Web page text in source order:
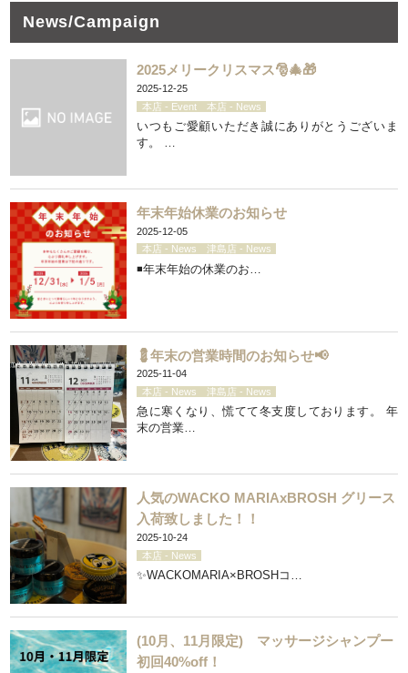
News/Campaign
2025メリークリスマス🎅🎄🎁
2025-12-25
本店 - Event
本店 - News
いつもご愛顧いただき誠にありがとうございま
す。 …
年末年始休業のお知らせ
2025-12-05
本店 - News
津島店 - News
◾️年末年始の休業のお…
💈年末の営業時間のお知らせ📢
2025-11-04
本店 - News
津島店 - News
急に寒くなり、慌てて冬支度しております。 年
末の営業…
人気のWACKO MARIAxBROSH グリース
入荷致しました！！
2025-10-24
本店 - News
✨WACKOMARIA×BROSHコ…
(10月、11月限定) マッサージシャンプー
初回40%off！